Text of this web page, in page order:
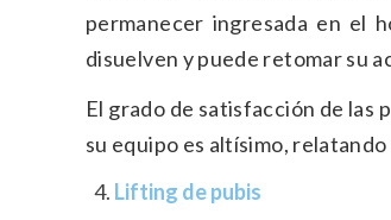
permanecer ingresada en el
disuelven y puede retomar su
El grado de satisfacción de las
su equipo es altísimo,
Lifting de pubis